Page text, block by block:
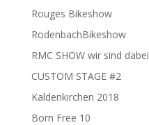
Rouges Bikeshow
RodenbachBikeshow
RMC SHOW wir sind dabei
CUSTOM STAGE #2
Kaldenkirchen 2018
Born Free 10